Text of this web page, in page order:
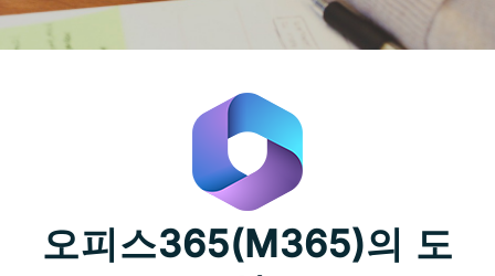
오피스365(M365)의 도